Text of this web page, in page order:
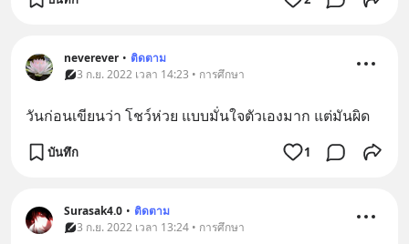
neverever • ติดตาม
3 ก.ย. 2022 เวลา 14:23 • การศึกษา
วันก่อนเขียนว่า โชว์ห่วย แบบมั่นใจตัวเองมาก แต่มันผิด
บันทึก 1
Surasak4.0 • ติดตาม
3 ก.ย. 2022 เวลา 13:24 • การศึกษา